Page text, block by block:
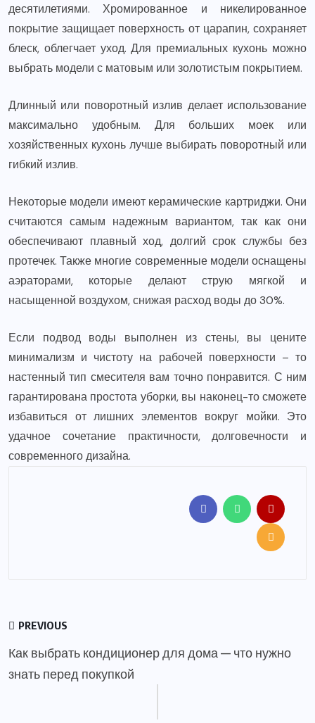
десятилетиями. Хромированное и никелированное
покрытие защищает поверхность от царапин, сохраняет
блеск, облегчает уход. Для премиальных кухонь можно
выбрать модели с матовым или золотистым покрытием.
Длинный или поворотный излив делает использование
максимально удобным. Для больших моек или
хозяйственных кухонь лучше выбирать поворотный или
гибкий излив.
Некоторые модели имеют керамические картриджи. Они
считаются самым надежным вариантом, так как они
обеспечивают плавный ход, долгий срок службы без
протечек. Также многие современные модели оснащены
аэраторами, которые делают струю мягкой и
насыщенной воздухом, снижая расход воды до 30%.
Если подвод воды выполнен из стены, вы цените
минимализм и чистоту на рабочей поверхности – то
настенный тип смесителя вам точно понравится. С ним
гарантирована простота уборки, вы наконец-то сможете
избавиться от лишних элементов вокруг мойки. Это
удачное сочетание практичности, долговечности и
современного дизайна.
PREVIOUS
Как выбрать кондиционер для дома — что нужно
знать перед покупкой